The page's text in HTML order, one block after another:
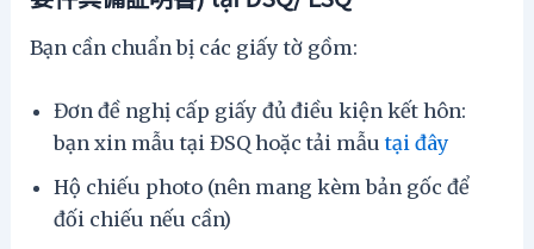
Bạn cần chuẩn bị các giấy tờ gồm:
Đơn đề nghị cấp giấy đủ điều kiện kết hôn:
bạn xin mẫu tại ĐSQ hoặc tải mẫutại đây
Hộ chiếu photo (nên mang kèm bản gốc để
đối chiếu nếu cần)